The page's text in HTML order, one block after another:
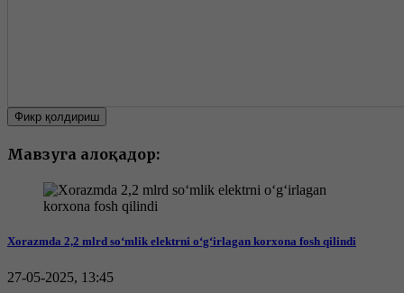
Фикр қолдириш
Мавзуга алоқадор:
Xorazmda 2,2 mlrd so‘mlik elektrni o‘g‘irlagan korxona fosh qilindi
27-05-2025, 13:45